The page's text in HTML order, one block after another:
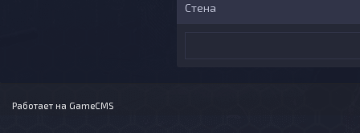
Стена
Работает на GameCMS